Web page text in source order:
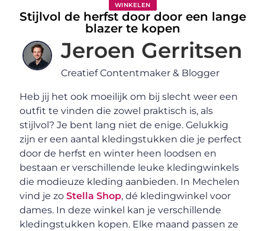
WINKELEN
Stijlvol de herfst door door een lange
blazer te kopen
Jeroen Gerritsen
Creatief Contentmaker & Blogger
Heb jij het ook moeilijk om bij slecht weer een
outfit te vinden die zowel praktisch is, als
stijlvol? Je bent lang niet de enige. Gelukkig
zijn er een aantal kledingstukken die je perfect
door de herfst en winter heen loodsen en
bestaan er verschillende leuke kledingwinkels
die modieuze kleding aanbieden. In Mechelen
vind je zoStella Shop, dé kledingwinkel voor
dames. In deze winkel kan je verschillende
kledingstukken kopen. Elke maand passen ze